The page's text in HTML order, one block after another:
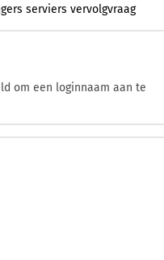
serviers vervolgvraag
om een loginnaam aan te